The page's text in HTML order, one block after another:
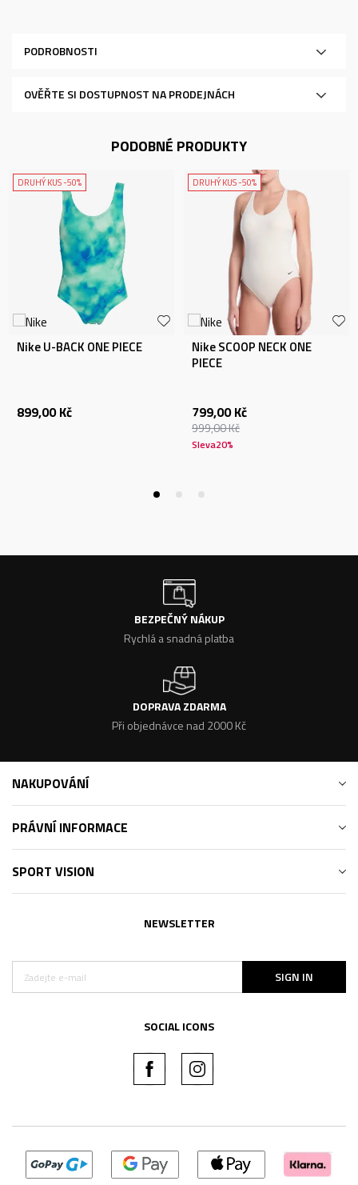
PODROBNOSTI
OVĚŘTE SI DOSTUPNOST NA PRODEJNÁCH
PODOBNÉ PRODUKTY
DRUHÝ KUS -50%
Nike U-BACK ONE PIECE
899,00 Kč
DRUHÝ KUS -50%
Nike SCOOP NECK ONE
PIECE
799,00 Kč
999,00Kč
Sleva20%
BEZPEČNÝ NÁKUP
Rychlá a snadná platba
DOPRAVA ZDARMA
Při objednávce nad 2000 Kč
NAKUPOVÁNÍ
PRÁVNÍ INFORMACE
SPORT VISION
NEWSLETTER
SIGN IN
SOCIAL ICONS